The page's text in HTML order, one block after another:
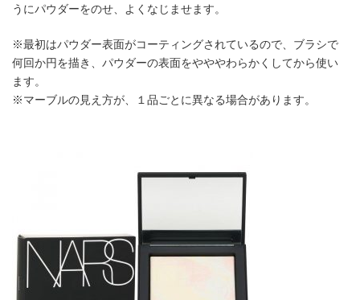
うにパウダーをのせ、よくなじませます。
※最初はパウダー表面がコーティングされているので、ブラシで
何回か円を描き、パウダーの表面をやややわらかくしてから使い
ます。
※マーブルの見え方が、１品ごとに異なる場合があります。